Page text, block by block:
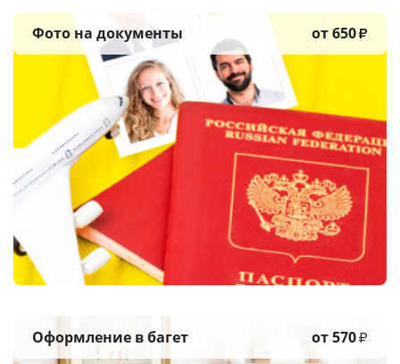
Фото на документы от 650₽
Оформление в багет от 570₽